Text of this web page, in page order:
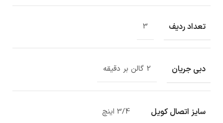
تعداد ردیف 3
دبی جریان 2 گالن بر دقیقه
سایز اتصال کویل 3/4 اینچ